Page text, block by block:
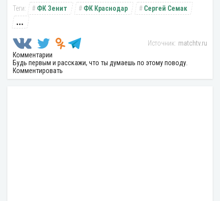
ФК Зенит ФК Краснодар Сергей Семак
...
matchtv.ru
Комментарии
Будь первым и расскажи, что ты думаешь по этому поводу.
Комментировать